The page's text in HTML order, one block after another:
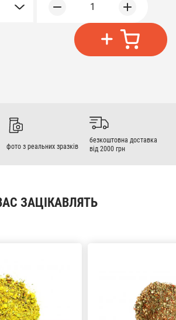
1
фото з реальних зразків
безкоштовна доставка
від 2000 грн
ЗАЦІКАВЛЯТЬ